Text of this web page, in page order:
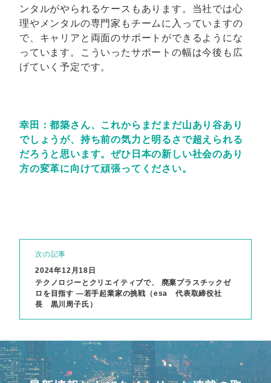
ンタルがやられるケースもあります。当社では心
理やメンタルの専門家もチームに入っていますの
で、キャリアと両面のサポートができるようにな
っています。こういったサポートの幅は今後も広
げていく予定です。
幸田：都築さん、これからまだまだ山あり谷あり
でしょうが、持ち前の気力と明るさで超えられる
だろうと思います。ぜひ日本の新しい社会のあり
方の変革に向けて頑張ってください。
次の記事
2024年12月18日
テクノロジーとクリエイティブで、 廃棄プラスチックゼ
ロを目指す ―若手起業家の挑戦（esa 代表取締役社
長 黒川周子氏）